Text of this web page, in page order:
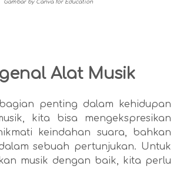
Gambar by Canva for Education
Alat Musik
penting dalam kehidupan
kita bisa mengekspresikan
keindahan suara, bahkan
sebuah pertunjukan. Untuk
musik dengan baik, kita perlu